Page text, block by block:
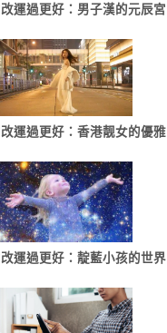
運過更好：男子漢的元辰宮
運過更好：香港靓女的優雅
運過更好：靛藍小孩的世界